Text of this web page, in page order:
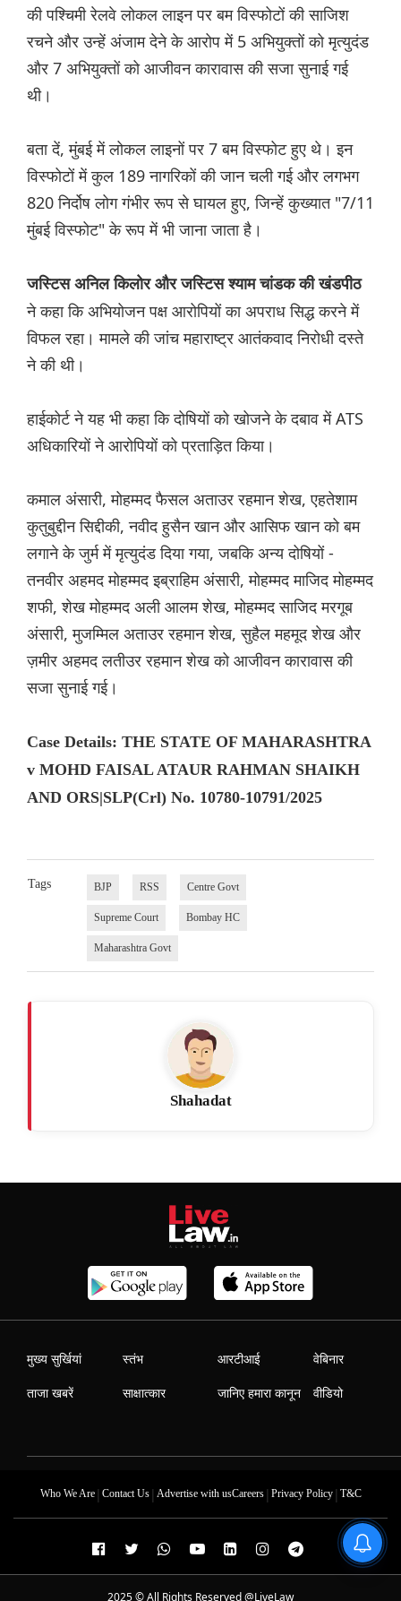
की पश्चिमी रेलवे लोकल लाइन पर बम विस्फोटों की साजिश
रचने और उन्हें अंजाम देने के आरोप में 5 अभियुक्तों को मृत्युदंड
और 7 अभियुक्तों को आजीवन कारावास की सजा सुनाई गई
थी।
बता दें, मुंबई में लोकल लाइनों पर 7 बम विस्फोट हुए थे। इन
विस्फोटों में कुल 189 नागरिकों की जान चली गई और लगभग
820 निर्दोष लोग गंभीर रूप से घायल हुए, जिन्हें कुख्यात "7/11
मुंबई विस्फोट" के रूप में भी जाना जाता है।
जस्टिस अनिल किलोर और जस्टिस श्याम चांडक की खंडपीठ
ने कहा कि अभियोजन पक्ष आरोपियों का अपराध सिद्ध करने में
विफल रहा। मामले की जांच महाराष्ट्र आतंकवाद निरोधी दस्ते
ने की थी।
हाईकोर्ट ने यह भी कहा कि दोषियों को खोजने के दबाव में ATS
अधिकारियों ने आरोपियों को प्रताड़ित किया।
कमाल अंसारी, मोहम्मद फैसल अताउर रहमान शेख, एहतेशाम
कुतुबुद्दीन सिद्दीकी, नवीद हुसैन खान और आसिफ खान को बम
लगाने के जुर्म में मृत्युदंड दिया गया, जबकि अन्य दोषियों -
तनवीर अहमद मोहम्मद इब्राहिम अंसारी, मोहम्मद माजिद मोहम्मद
शफी, शेख मोहम्मद अली आलम शेख, मोहम्मद साजिद मरगूब
अंसारी, मुजम्मिल अताउर रहमान शेख, सुहैल महमूद शेख और
ज़मीर अहमद लतीउर रहमान शेख को आजीवन कारावास की
सजा सुनाई गई।
Case Details: THE STATE OF MAHARASHTRA
v MOHD FAISAL ATAUR RAHMAN SHAIKH
AND ORS|SLP(Crl) No. 10780-10791/2025
Tags BJP RSS Centre Govt
Supreme Court Bombay HC
Maharashtra Govt
Shahadat
मुख्य सुर्खियां
ताजा खबरें
स्तंभ
साक्षात्कार
आरटीआई
जानिए हमारा कानून
वेबिनार
वीडियो
Who We Are| Contact Us| Advertise with usCareers| Privacy Policy| T&C
2025 © All Rights Reserved @LiveLaw